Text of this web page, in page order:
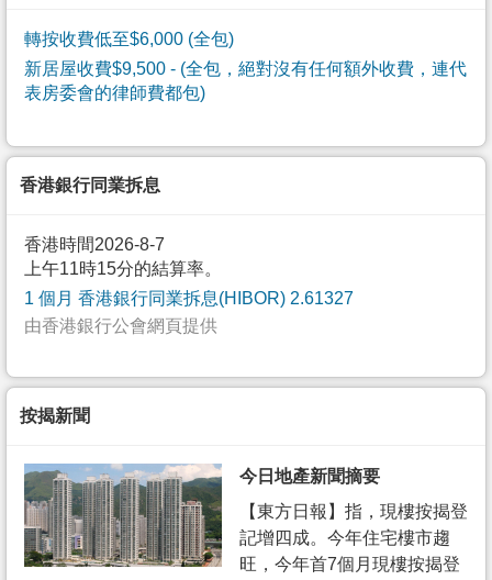
轉按收費低至$6,000 (全包)
新居屋收費$9,500 - (全包，絕對沒有任何額外收費，連代
表房委會的律師費都包)
香港銀行同業拆息
香港時間2026-8-7
上午11時15分的結算率。
1 個月 香港銀行同業拆息(HIBOR) 2.61327
由香港銀行公會網頁提供
按揭新聞
今日地產新聞摘要
【東方日報】指，現樓按揭登
記增四成。今年住宅樓市趨
旺，今年首7個月現樓按揭登